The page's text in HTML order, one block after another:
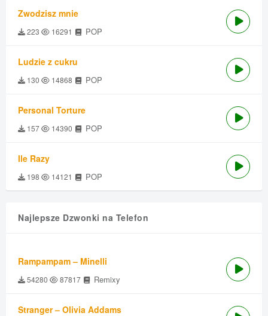
Zwodzisz mnie
223 16291 POP
Ludzie z cukru
130 14868 POP
Personal Torture
157 14390 POP
Ile Razy
198 14121 POP
Najlepsze Dzwonki na Telefon
Rampampam – Minelli
54280 87817 Remixy
Stranger – Olivia Addams